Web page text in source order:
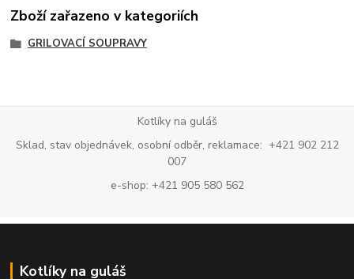
Zboží zařazeno v kategoriích
GRILOVACÍ SOUPRAVY
Kotlíky na guláš
Sklad, stav objednávek, osobní odběr, reklamace: +421 902 212
007
e-shop: +421 905 580 562
Kotlíky na guláš